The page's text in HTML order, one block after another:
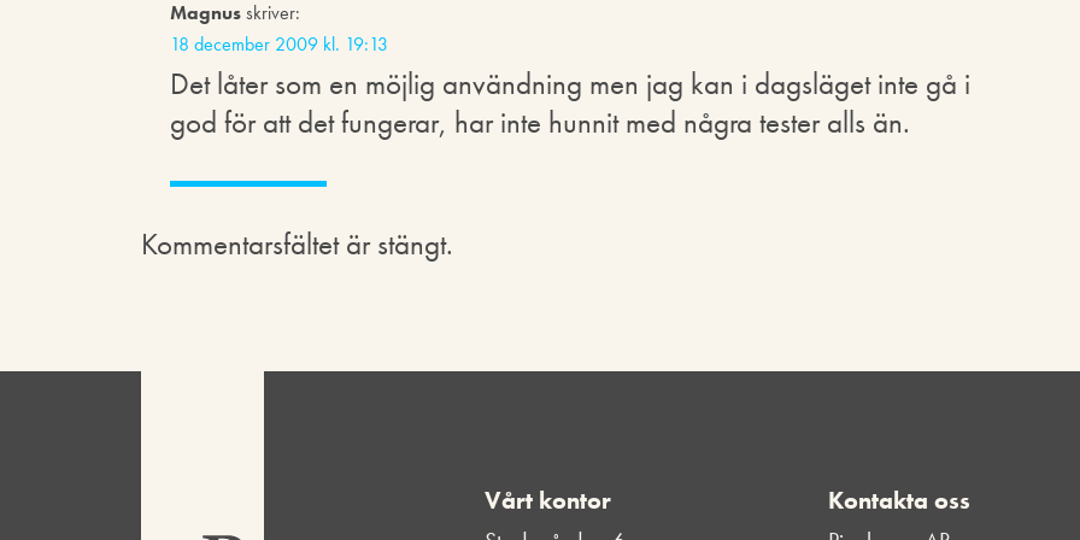
Magnusskriver:
18 december 2009 kl. 19:13
Det låter som en möjlig användning men jag kan i dagsläget inte gå i
god för att det fungerar, har inte hunnit med några tester alls än.
Kommentarsfältet är stängt.
Vårt kontor
Kontakta oss